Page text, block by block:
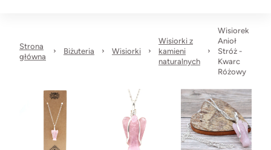
Strona
główna
Biżuteria Wisiorki
Wisiorki z
kamieni
naturalnych
Wisiorek
Anioł
Stróż -
Kwarc
Różowy